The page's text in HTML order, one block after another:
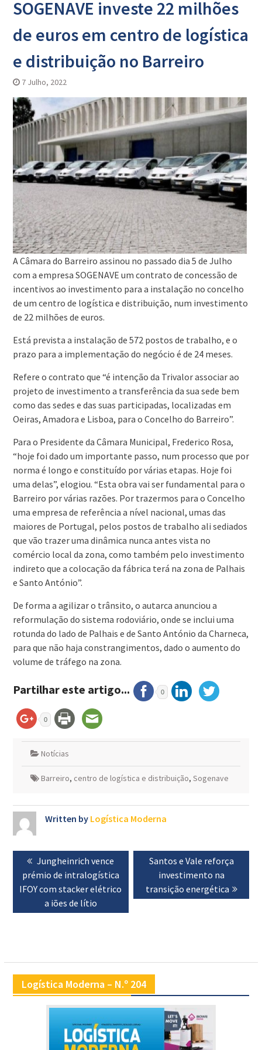
SOGENAVE investe 22 milhões
de euros em centro de logística
e distribuição no Barreiro
7 Julho, 2022
A Câmara do Barreiro assinou no passado dia 5 de Julho
com a empresa SOGENAVE um contrato de concessão de
incentivos ao investimento para a instalação no concelho
de um centro de logística e distribuição, num investimento
de 22 milhões de euros.
Está prevista a instalação de 572 postos de trabalho, e o
prazo para a implementação do negócio é de 24 meses.
Refere o contrato que “é intenção da Trivalor associar ao
projeto de investimento a transferência da sua sede bem
como das sedes e das suas participadas, localizadas em
Oeiras, Amadora e Lisboa, para o Concelho do Barreiro”.
Para o Presidente da Câmara Municipal, Frederico Rosa,
“hoje foi dado um importante passo, num processo que por
norma é longo e constituído por várias etapas. Hoje foi
uma delas”, elogiou. “Esta obra vai ser fundamental para o
Barreiro por várias razões. Por trazermos para o Concelho
uma empresa de referência a nível nacional, umas das
maiores de Portugal, pelos postos de trabalho ali sediados
que vão trazer uma dinâmica nunca antes vista no
comércio local da zona, como também pelo investimento
indireto que a colocação da fábrica terá na zona de Palhais
e Santo António”.
De forma a agilizar o trânsito, o autarca anunciou a
reformulação do sistema rodoviário, onde se inclui uma
rotunda do lado de Palhais e de Santo António da Charneca,
para que não haja constrangimentos, dado o aumento do
volume de tráfego na zona.
Partilhar este artigo... 0
0
Notícias
Barreiro, centro de logística e distribuição, Sogenave
Written by Logística Moderna
Navegação
artigos
Previous
post:
Jungheinrich vence
prémio de intralogística
IFOY com stacker elétrico
a iões de lítio
Next
post:
Santos e Vale reforça
investimento na
transição energética
Logística Moderna – N.º 204